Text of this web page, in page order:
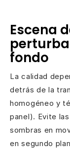
Escena
fondo
La calidad
detrás de la
homogéneo y
panel). Evite
sombras en
en segundo